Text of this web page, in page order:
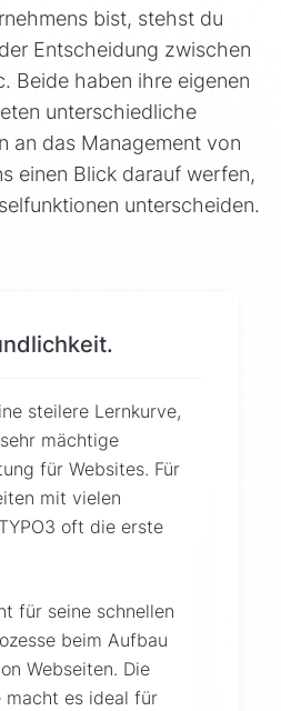
bist, stehst du
Entscheidung zwischen
Beide haben ihre eigenen
unterschiedliche
an das Management von
einen Blick darauf werfen,
unterscheiden.
steilere Lernkurve,
mächtige
für Websites. Für
mit vielen
oft die erste
für seine schnellen
beim Aufbau
Webseiten. Die
macht es ideal für